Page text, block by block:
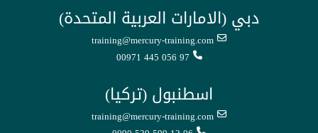
دبي (الامارات العربية المتحدة)
training@mercury-training.com
00971 445 056 97
اسطنبول (تركيا)
training@mercury-training.com